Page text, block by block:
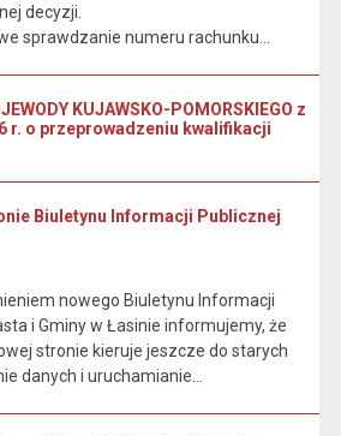
decyzji.
sprawdzanie numeru rachunku...
KUJAWSKO-POMORSKIEGO z
r. o przeprowadzeniu kwalifikacji
Biuletynu Informacji Publicznej
nowego Biuletynu Informacji
i Gminy w Łasinie informujemy, że
stronie kieruje jeszcze do starych
danych i uruchamianie...